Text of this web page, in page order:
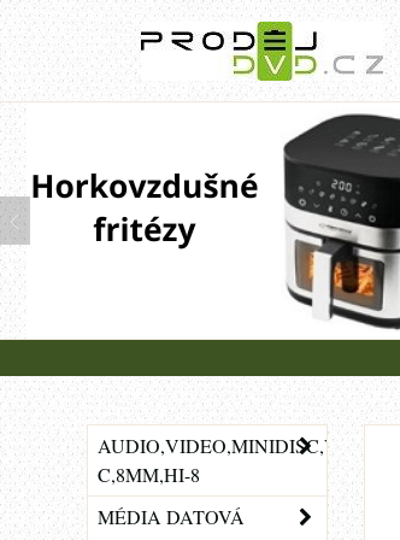
AUDIO,VIDEO,MINIDISC,VHS-
C,8MM,HI-8
MÉDIA DATOVÁ